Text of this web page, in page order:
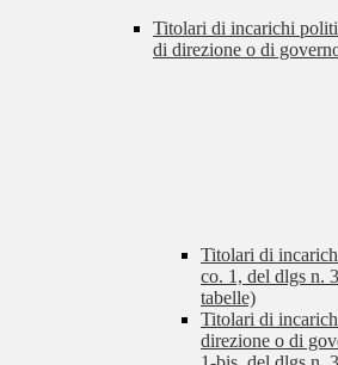
Titolari di incarichi
di direzione o di
Titolari di
co. 1, del dlgs n.
tabelle)
Titolari di
direzione o di